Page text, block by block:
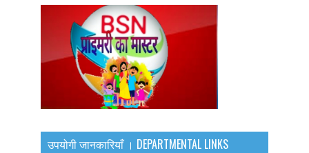
उपयोगी जानकारियाँ । DEPARTMENTAL LINKS